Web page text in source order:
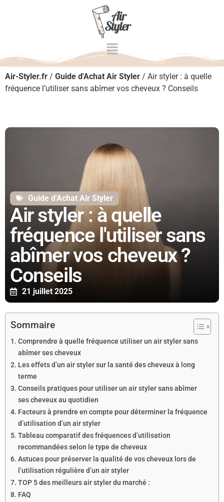
Air-Styler.fr / Guide d'Achat Air Styler / Air styler : à quelle
fréquence l’utiliser sans abîmer vos cheveux ? Conseils
Guide d'Achat Air Styler
Air styler : à quelle
fréquence l'utiliser sans
abîmer vos cheveux ?
Conseils
21 juillet 2025
Sommaire
Comprendre à quelle fréquence utiliser un air styler sans
abîmer ses cheveux
Les effets d’un air styler sur la santé des cheveux à long
terme
Conseils pratiques pour utiliser un air styler sans abîmer
ses cheveux au quotidien
Facteurs à prendre en compte pour déterminer la fréquence
d’utilisation d’un air styler
Tableau comparatif des fréquences d’utilisation
recommandées selon le type de cheveux
Astuces pour préserver la qualité de vos cheveux lors de
l’utilisation régulière d’un air styler
TOP 5 des meilleurs air styler du marché :
FAQ ​